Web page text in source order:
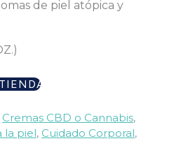
de piel atópica y
Cremas CBD o Cannabis,
la piel, Cuidado Corporal,